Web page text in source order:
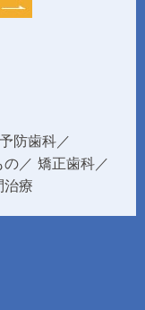
予防歯科
の
矯正歯科
治療